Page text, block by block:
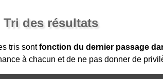
Tri des résultats
tris sontfonction du dernier passage
à chacun et de ne pas donner de